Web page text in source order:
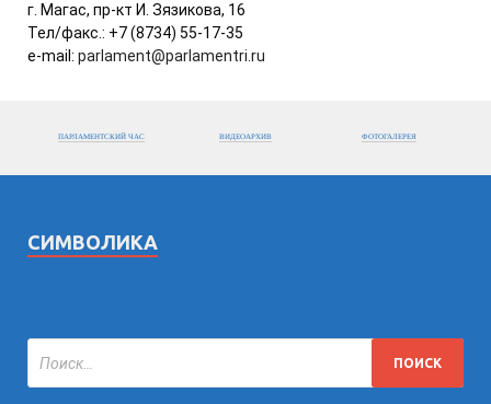
г. Магас, пр-кт И. Зязикова, 16
Тел/факс.: +7 (8734) 55-17-35
e-mail: parlament@parlamentri.ru
ПАРЛАМЕНТСКИЙ ЧАС ВИДЕОАРХИВ ФОТОГАЛЕРЕЯ
СИМВОЛИКА